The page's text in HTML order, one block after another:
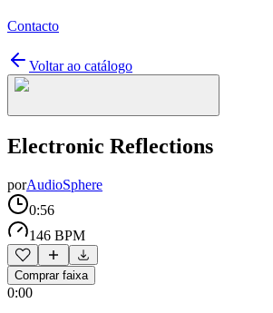
Contacto
Voltar ao catálogo
Electronic Reflections
porAudioSphere
0:56
146 BPM
Comprar faixa
0:00